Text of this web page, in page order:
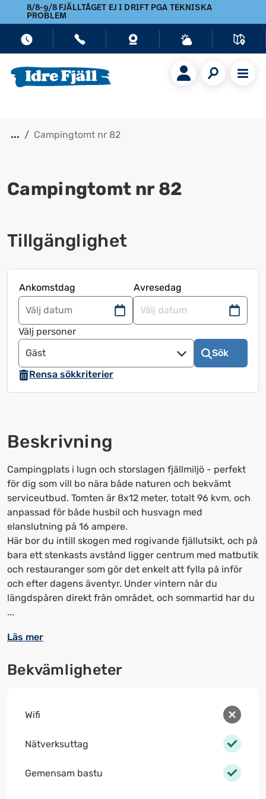
8/8-9/8 FJÄLLTÅGET EJ I DRIFT PGA TEKNISKA
PROBLEM
... Campingtomt nr 82
Campingtomt nr 82
Tillgänglighet
Ankomstdag
Avresedag
Navigera
framåt
för
att
använda
datum.
på
frågetecknet
för
att
få
upp
kortkommandon
för
att
ändra
Navigera
på
frågetecknet
för
att
upp
kortkommandon
för
att
ändra
Välj personer
Gäst
Sök
Rensa sökkriterier
Beskrivning
Campingplats i lugn och storslagen fjällmiljö - perfekt
för dig som vill bo nära både naturen och bekvämt
serviceutbud. Tomten är 8x12 meter, totalt 96 kvm, och
anpassad för både husbil och husvagn med
elanslutning på 16 ampere.
Här bor du intill skogen med rogivande fjällutsikt, och på
bara ett stenkasts avstånd ligger centrum med matbutik
och restauranger som gör det enkelt att fylla på inför
och efter dagens äventyr. Under vintern når du
längdspåren direkt från området, och sommartid har du
...
Läs mer
Bekvämligheter
Wifi
Nätverksuttag
Gemensam bastu